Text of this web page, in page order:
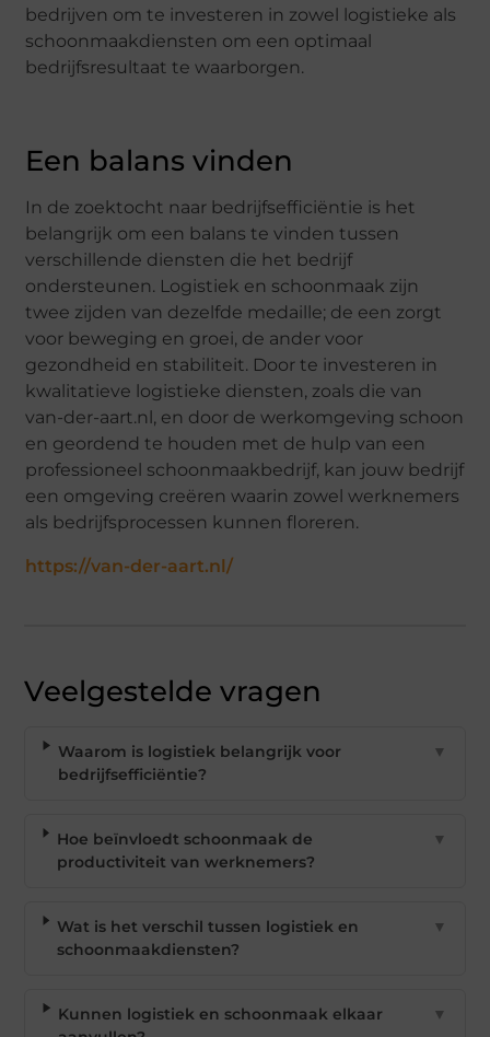
bedrijven om te investeren in zowel logistieke als
schoonmaakdiensten om een optimaal
bedrijfsresultaat te waarborgen.
Een balans vinden
In de zoektocht naar bedrijfsefficiëntie is het
belangrijk om een balans te vinden tussen
verschillende diensten die het bedrijf
ondersteunen. Logistiek en schoonmaak zijn
twee zijden van dezelfde medaille; de een zorgt
voor beweging en groei, de ander voor
gezondheid en stabiliteit. Door te investeren in
kwalitatieve logistieke diensten, zoals die van
van-der-aart.nl, en door de werkomgeving schoon
en geordend te houden met de hulp van een
professioneel schoonmaakbedrijf, kan jouw bedrijf
een omgeving creëren waarin zowel werknemers
als bedrijfsprocessen kunnen floreren.
https://van-der-aart.nl/
Veelgestelde vragen
Waarom is logistiek belangrijk voor
bedrijfsefficiëntie?
▼
Hoe beïnvloedt schoonmaak de
productiviteit van werknemers?
▼
Wat is het verschil tussen logistiek en
schoonmaakdiensten?
▼
Kunnen logistiek en schoonmaak elkaar
▼